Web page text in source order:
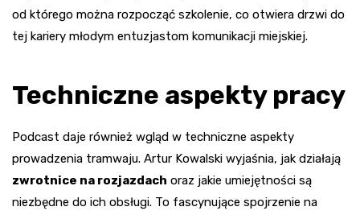
od którego można rozpocząć szkolenie, co otwiera drzwi do
tej kariery młodym entuzjastom komunikacji miejskiej.
Techniczne aspekty pracy
Podcast daje również wgląd w techniczne aspekty
prowadzenia tramwaju. Artur Kowalski wyjaśnia, jak działają
zwrotnice na rozjazdach oraz jakie umiejętności są
niezbędne do ich obsługi. To fascynujące spojrzenie na